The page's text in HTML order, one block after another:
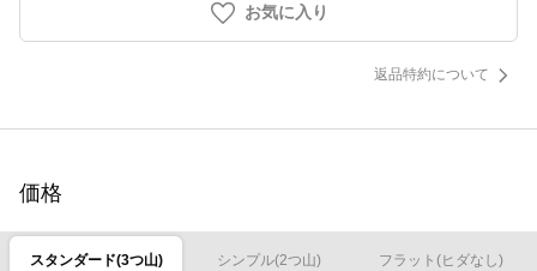
お気に入り
返品特約について
価格
スタンダード(3つ山) シンプル(2つ山) フラット(ヒダなし)